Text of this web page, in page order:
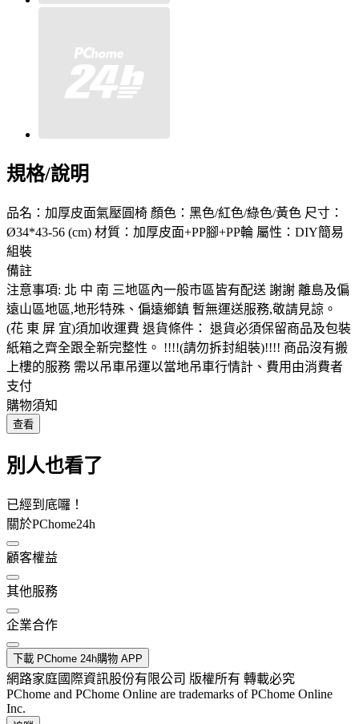
規格/說明
品名：加厚皮面氣壓圓椅 顏色：黑色/紅色/綠色/黃色 尺寸：
Ø34*43-56 (cm) 材質：加厚皮面+PP腳+PP輪 屬性：DIY簡易
組裝
備註
注意事項: 北 中 南 三地區內一般市區皆有配送 謝謝 離島及偏
遠山區地區,地形特殊、偏遠鄉鎮 暫無運送服務,敬請見諒。
(花 東 屏 宜)須加收運費 退貨條件： 退貨必須保留商品及包裝
紙箱之齊全跟全新完整性。 !!!!(請勿拆封組裝)!!!! 商品沒有搬
上樓的服務 需以吊車吊運以當地吊車行情計、費用由消費者
支付
購物須知
查看
別人也看了
已經到底囉！
關於PChome24h
顧客權益
其他服務
企業合作
下載 PChome 24h購物 APP
網路家庭國際資訊股份有限公司 版權所有 轉載必究
PChome and PChome Online are trademarks of PChome Online
Inc.